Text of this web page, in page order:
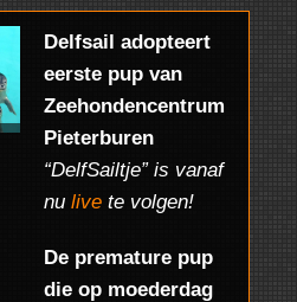
Delfsail adopteert
eerste pup van
Zeehondencentrum
Pieterburen
“DelfSailtje” is vanaf
nu live te volgen!
De premature pup
die op moederdag